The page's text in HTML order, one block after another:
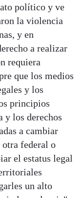
político y ve
la violencia
y en
a realizar
requiera
que los medios
y los
principios
y los derechos
a cambiar
federal o
el estatus legal
un alto